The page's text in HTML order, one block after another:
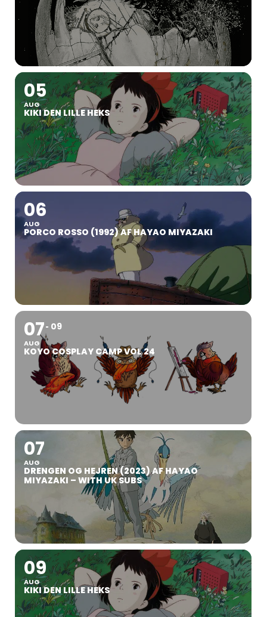
05
AUG
KIKI DEN LILLE HEKS
06
AUG
PORCO ROSSO (1992) AF HAYAO MIYAZAKI
07
AUG
09
KOYO COSPLAY CAMP VOL 24
07
AUG
DRENGEN OG HEJREN (2023) AF HAYAO
MIYAZAKI – WITH UK SUBS
09
AUG
KIKI DEN LILLE HEKS